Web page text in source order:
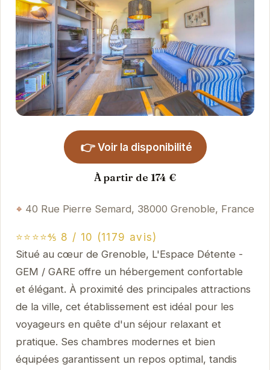
👉 Voir la disponibilité
À partir de 174 €
40 Rue Pierre Semard, 38000 Grenoble, France
⭐⭐⭐⭐⅘ 8 / 10 (1179 avis)
Situé au cœur de Grenoble, L'Espace Détente -
GEM / GARE offre un hébergement confortable
et élégant. À proximité des principales attractions
de la ville, cet établissement est idéal pour les
voyageurs en quête d'un séjour relaxant et
pratique. Ses chambres modernes et bien
équipées garantissent un repos optimal, tandis